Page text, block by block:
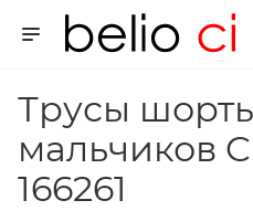
Трусы
мальчиков
166261